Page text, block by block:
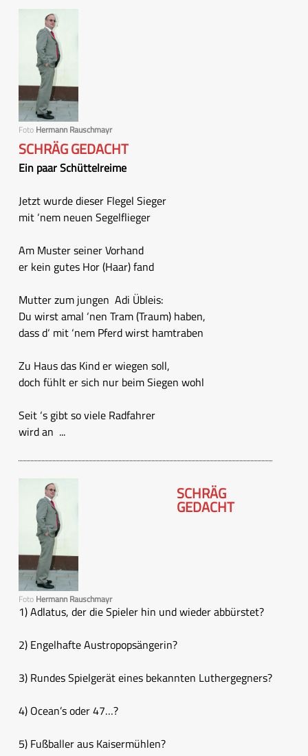
Foto Hermann Rauschmayr
SCHRÄG GEDACHT
Ein paar Schüttelreime
Jetzt wurde dieser Flegel Sieger
mit ‘nem neuen Segelflieger
Am Muster seiner Vorhand
er kein gutes Hor (Haar) fand
Mutter zum jungen Adi Übleis:
Du wirst amal ‘nen Tram (Traum) haben,
dass d‘ mit ‘nem Pferd wirst hamtraben
Zu Haus das Kind er wiegen soll,
doch fühlt er sich nur beim Siegen wohl
Seit ‘s gibt so viele Radfahrer
wird an ...
Foto Hermann Rauschmayr
SCHRÄG
GEDACHT
1) Adlatus, der die Spieler hin und wieder abbürstet?
2) Engelhafte Austropopsängerin?
3) Rundes Spielgerät eines bekannten Luthergegners?
4) Ocean’s oder 47…?
5) Fußballer aus Kaisermühlen?